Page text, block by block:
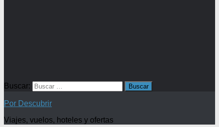
Buscar:
Por Descubrir
Viajes, vuelos, hoteles y ofertas